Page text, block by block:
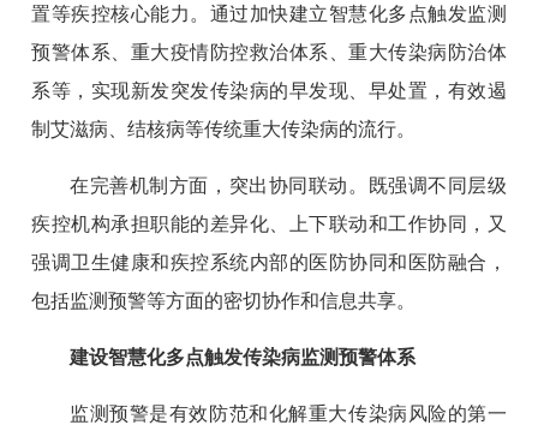
置等疾控核心能力。通过加快建立智慧化多点触发监测
预警体系、重大疫情防控救治体系、重大传染病防治体
系等，实现新发突发传染病的早发现、早处置，有效遏
制艾滋病、结核病等传统重大传染病的流行。
在完善机制方面，突出协同联动。既强调不同层级
疾控机构承担职能的差异化、上下联动和工作协同，又
强调卫生健康和疾控系统内部的医防协同和医防融合，
包括监测预警等方面的密切协作和信息共享。
建设智慧化多点触发传染病监测预警体系
监测预警是有效防范和化解重大传染病风险的第一